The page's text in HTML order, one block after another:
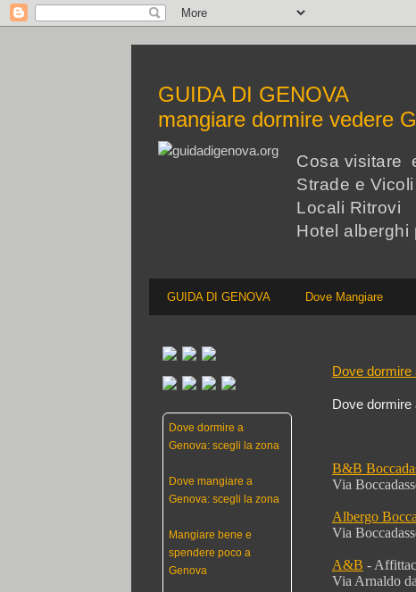
GUIDA DI GENOVA
mangiare dormire vedere
Cosa visitare
Strade e
Locali Ritrovi
Hotel alberghi
GUIDA DI GENOVA Dove Mangiare
Dove
Dove dormire
B&B
Via
Albergo
Via
A&B -
Via Arnaldo
Dove dormire a
Genova: scegli la zona
Dove mangiare a
Genova: scegli la zona
Mangiare bene e
spendere poco a
Genova